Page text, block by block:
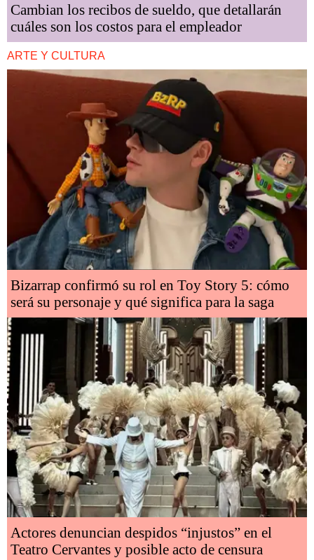
Cambian los recibos de sueldo, que detallarán
cuáles son los costos para el empleador
ARTE Y CULTURA
Bizarrap confirmó su rol en Toy Story 5: cómo
será su personaje y qué significa para la saga
Actores denuncian despidos “injustos” en el
Teatro Cervantes y posible acto de censura